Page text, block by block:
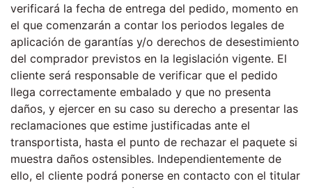
verificará la fecha de entrega del pedido, momento en
el que comenzarán a contar los periodos legales de
aplicación de garantías y/o derechos de desestimiento
del comprador previstos en la legislación vigente. El
cliente será responsable de verificar que el pedido
llega correctamente embalado y que no presenta
daños, y ejercer en su caso su derecho a presentar las
reclamaciones que estime justificadas ante el
transportista, hasta el punto de rechazar el paquete si
muestra daños ostensibles. Independientemente de
ello, el cliente podrá ponerse en contacto con el titular